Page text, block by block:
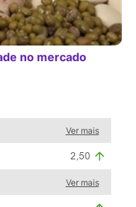
no mercado
Ver mais
Ver mais